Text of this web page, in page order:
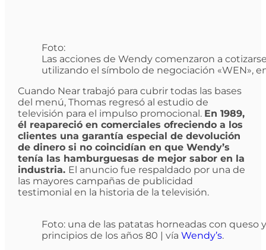
Foto:
Las acciones de Wendy comenzaron a
utilizando el símbolo de negociación «WEN»,
Cuando Near trabajó para cubrir todas las bases
del menú, Thomas regresó al estudio de
televisión para el impulso promocional. En 1989,
él reapareció en comerciales ofreciendo a los
clientes una garantía especial de devolución
de dinero si no coincidían en que Wendy’s
tenía las hamburguesas de mejor sabor en la
industria. El anuncio fue respaldado por una de
las mayores campañas de publicidad
testimonial en la historia de la televisión.
Foto: una de las patatas horneadas con queso
principios de los años 80 | vía Wendy’s.